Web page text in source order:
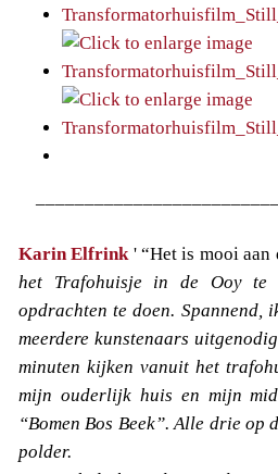
Karin Elfrink' “Het is mooi aan
het Trafohuisje in de Ooy te
opdrachten te doen. Spannend,
meerdere kunstenaars
minuten kijken vanuit het
mijn ouderlijk huis en mijn
“Bomen Bos Beek”. Alle drie
polder.